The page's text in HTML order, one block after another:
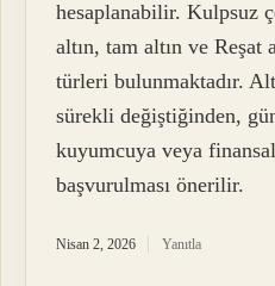
hesaplanabilir. Kulpsuz
altın, tam altın ve Reşat
türleri bulunmaktadır.
sürekli değiştiğinden,
kuyumcuya veya
başvurulması önerilir.
Nisan 2, 2026 Yanıtla